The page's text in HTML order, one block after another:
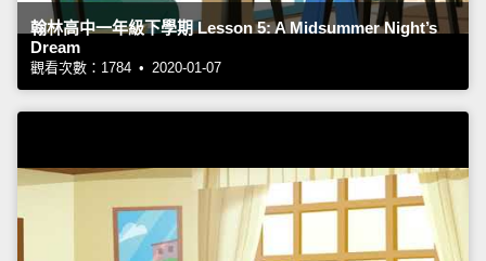
翰林高中一年級下學期 Lesson 5: A Midsummer Night’s
Dream
觀看次數：1784 • 2020-01-07